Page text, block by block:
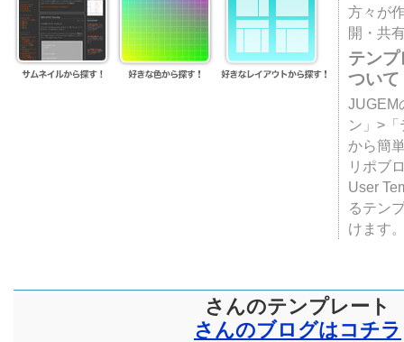
方々が
開・共
テン
ついて
JUGEM
ン」>
から簡
リポブ
User
るテン
けます
さんのテンプレート
さんのブログはコチラ